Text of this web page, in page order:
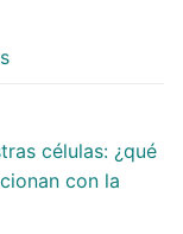
células: ¿qué
con la